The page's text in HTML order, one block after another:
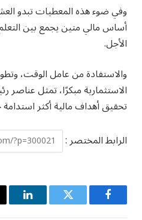
وفي ضوء هذه المعطيات تبدو
أساس مالي متين يجمع بين
الأجل.
والاستفادة من عامل الوقت،
الاستثمارية مبكرًا، تمثل
تحقيق أهداف مالية أكثر استدامة
الرابط المختصر :
فيسبوك تويتر